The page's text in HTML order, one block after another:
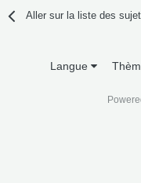
Aller sur la liste des
Langue